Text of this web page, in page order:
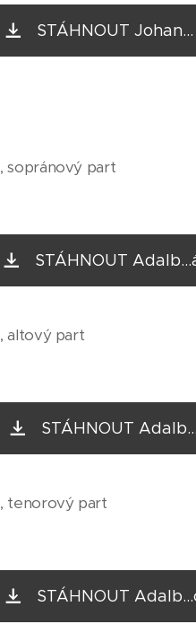
STÁHNOUT
, sopránový part
STÁHNOUT
, altový part
STÁHNOUT
, tenorový part
STÁHNOUT